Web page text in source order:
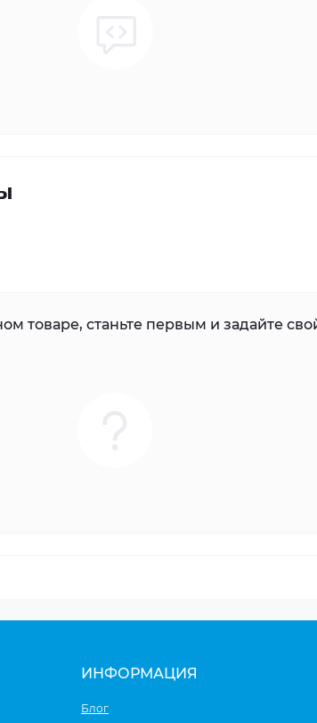
товаре, станьте первым и задайте
ИНФОРМАЦИЯ
Блог